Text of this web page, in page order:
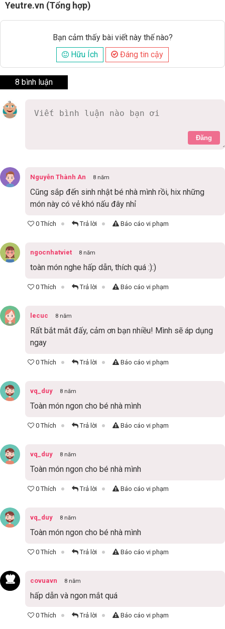
Yeutre.vn (Tổng hợp)
Bạn cảm thấy bài viết này thế nào?
Hữu Ích
Đáng tin cậy
8 bình luận
Đăng
Nguyễn Thành An 8 năm
Cũng sắp đến sinh nhật bé nhà mình rồi, hix những
món này có vẻ khó nấu đây nhỉ
0 Thích Trả lời Báo cáo vi phạm
ngocnhatviet 8 năm
toàn món nghe hấp dẫn, thích quá :):)
0 Thích Trả lời Báo cáo vi phạm
lecuc 8 năm
Rất bắt mắt đấy, cảm ơn bạn nhiều! Mình sẽ áp dụng
ngay
0 Thích Trả lời Báo cáo vi phạm
vq_duy 8 năm
Toàn món ngon cho bé nhà mình
0 Thích Trả lời Báo cáo vi phạm
vq_duy 8 năm
Toàn món ngon cho bé nhà mình
0 Thích Trả lời Báo cáo vi phạm
vq_duy 8 năm
Toàn món ngon cho bé nhà mình
0 Thích Trả lời Báo cáo vi phạm
covuavn 8 năm
hấp dẫn và ngon mắt quá
0 Thích Trả lời Báo cáo vi phạm